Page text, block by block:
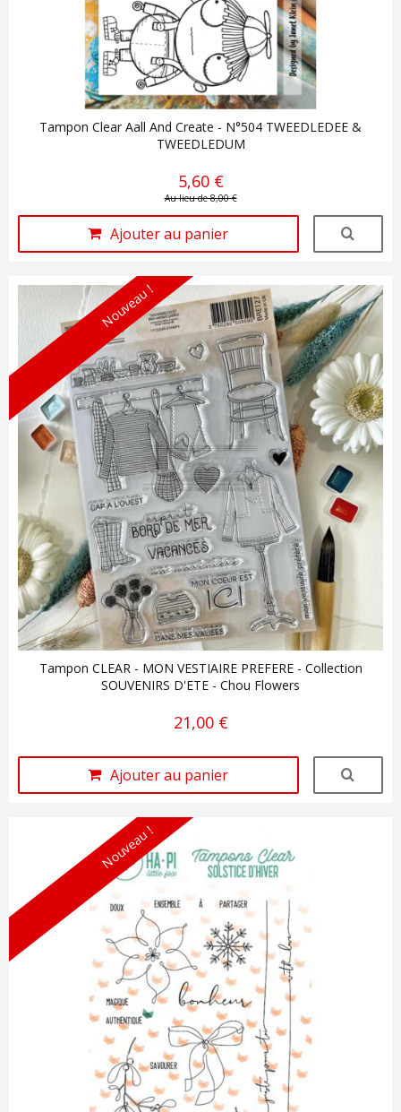
Tampon Clear Aall And Create - N°504 TWEEDLEDEE &
TWEEDLEDUM
5,60 €
Au lieu de 8,00 €
Ajouter au panier
Nouveau !
Tampon CLEAR - MON VESTIAIRE PREFERE - Collection
SOUVENIRS D'ETE - Chou Flowers
21,00 €
Ajouter au panier
Nouveau !